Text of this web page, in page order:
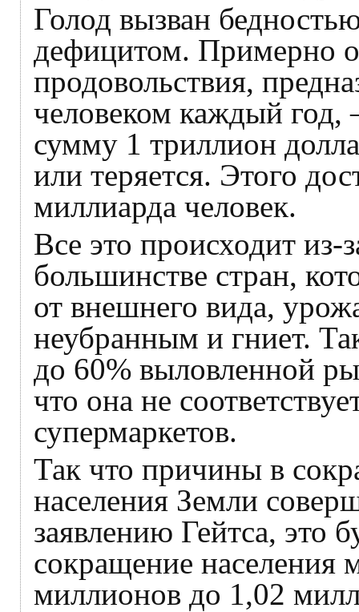
Голод вызван
дефицитом. Примерно
продовольствия,
человеком каждый год,
сумму 1 триллион
или теряется. Этого
миллиарда человек.
Все это происходит из-
большинстве стран,
от внешнего вида,
неубранным и гниет.
до 60% выловленной
что она не
супермаркетов.
Так что причины в
населения Земли
заявлению Гейтса, это
сокращение населения
миллионов до 1,02